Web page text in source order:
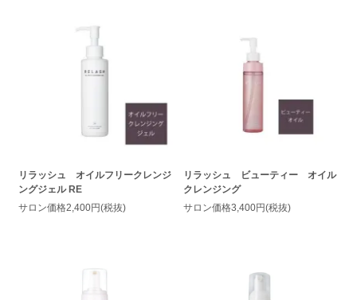
リラッシュ オイルフリークレンジ
ングジェル RE
サロン価格2,400円(税抜)
リラッシュ ビューティー オイル
クレンジング
サロン価格3,400円(税抜)